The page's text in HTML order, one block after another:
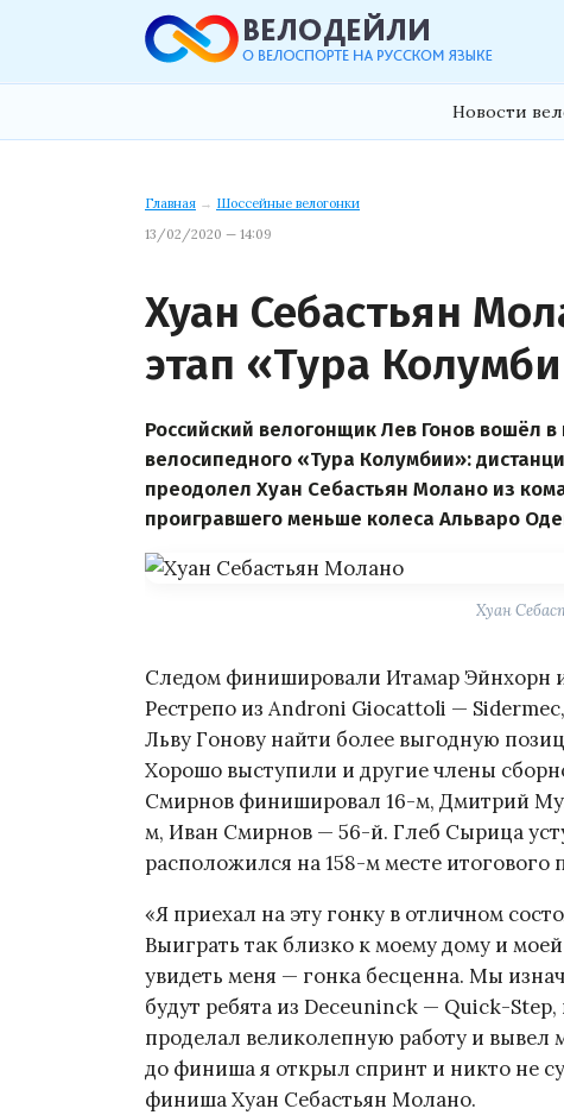
Новости
Главная → Шоссейные велогонки
13/02/2020 — 14:09
Хуан Себастьян
этап «Тура
Российский велогонщик Лев Гонов вошёл
велосипедного «Тура Колумбии»:
преодолел Хуан Себастьян Молано из
проигравшего меньше колеса Альваро
Хуан
Следом финишировали Итамар Эйнхорн
Рестрепо из Androni Giocattoli —
Льву Гонову найти более выгодную
Хорошо выступили и другие члены
Смирнов финишировал 16-м, Дмитрий
м, Иван Смирнов — 56-й. Глеб Сырица
расположился на 158-м месте итогового
«Я приехал на эту гонку в отличном
Выиграть так близко к моему дому и
увидеть меня — гонка бесценна. Мы
будут ребята из Deceuninck — Quick-
проделал великолепную работу и вывел
до финиша я открыл спринт и никто не
финиша Хуан Себастьян Молано.